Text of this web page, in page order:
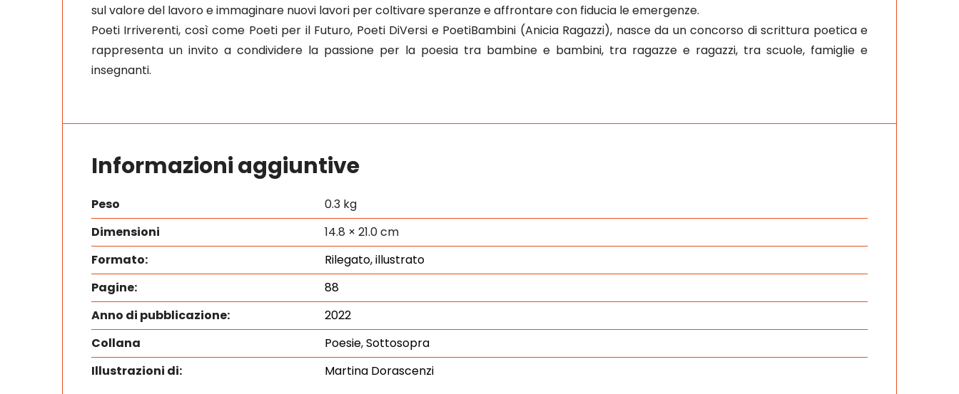
sul valore del lavoro e immaginare nuovi lavori per coltivare speranze e affrontare con fiducia le emergenze.
Poeti Irriverenti, così come Poeti per il Futuro, Poeti DiVersi e PoetiBambini (Anicia Ragazzi), nasce da un concorso di scrittura poetica e
rappresenta un invito a condividere la passione per la poesia tra bambine e bambini, tra ragazze e ragazzi, tra scuole, famiglie e
insegnanti.
Informazioni aggiuntive
Peso
0.3 kg
Dimensioni
14.8 × 21.0 cm
Formato:
Rilegato, illustrato
Pagine:
88
Anno di pubblicazione:
2022
Collana
Poesie,Sottosopra
Illustrazioni di:
Martina Dorascenzi